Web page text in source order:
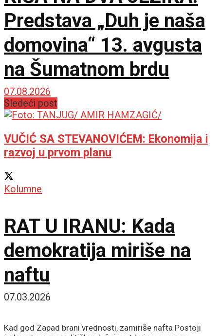
Predstava „Duh je naša
domovina“ 13. avgusta
na Šumatnom brdu
07.08.2026
Sledeći post
VUČIĆ SA STEVANOVIĆEM: Ekonomija i
razvoj u prvom planu
Kolumne
RAT U IRANU: Kada
demokratija miriše na
naftu
07.03.2026
Kad god Zapad brani vrednosti, zamiriše nafta Postoji